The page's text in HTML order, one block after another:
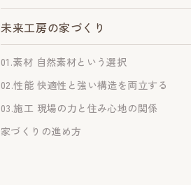
未来工房の家づくり
01.素材 自然素材という選択
02.性能 快適性と強い構造を両立する
03.施工 現場の力と住み心地の関係
家づくりの進め方